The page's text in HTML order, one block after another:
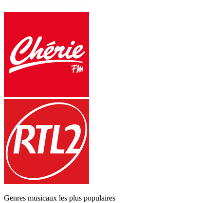
Genres musicaux les plus populaires